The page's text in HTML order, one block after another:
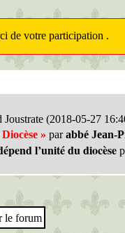
de votre participation .
Joustrate (2018-05-27
» parabbé Jean-
l’unité du diocèse
le forum